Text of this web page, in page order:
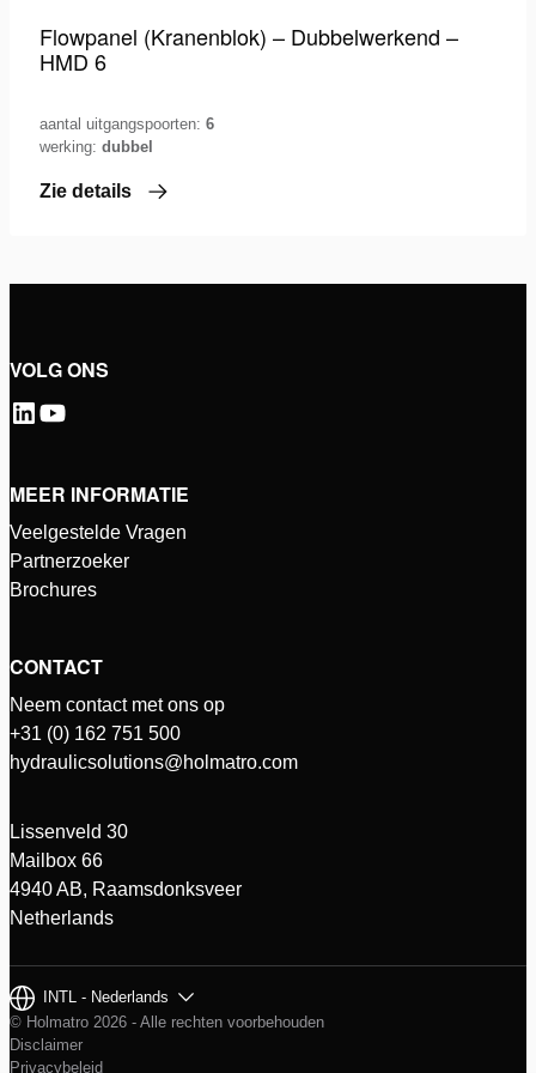
Flowpanel (Kranenblok) – Dubbelwerkend –
HMD 6
aantal uitgangspoorten: 6
werking: dubbel
Zie details
VOLG ONS
MEER INFORMATIE
Veelgestelde Vragen
Partnerzoeker
Brochures
CONTACT
Neem contact met ons op
+31 (0) 162 751 500
hydraulicsolutions@holmatro.com
Lissenveld 30
Mailbox 66
4940 AB, Raamsdonksveer
Netherlands
INTL - Nederlands
© Holmatro 2026 - Alle rechten voorbehouden
Disclaimer
Privacybeleid